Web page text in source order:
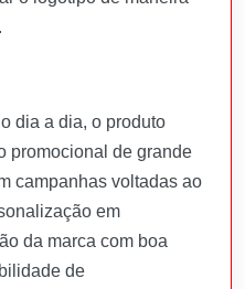
dia a dia, o produto
promocional de grande
campanhas voltadas ao
em
da marca com boa
de